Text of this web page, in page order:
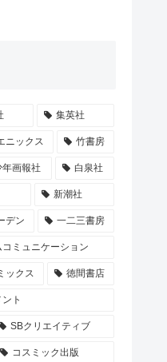
集英社
ニックス 竹書房
年画報社 白泉社
新潮社
デン 一二三書房
コミュニケーション
ックス 徳間書店
ト
SBクリエイティブ
コスミック出版